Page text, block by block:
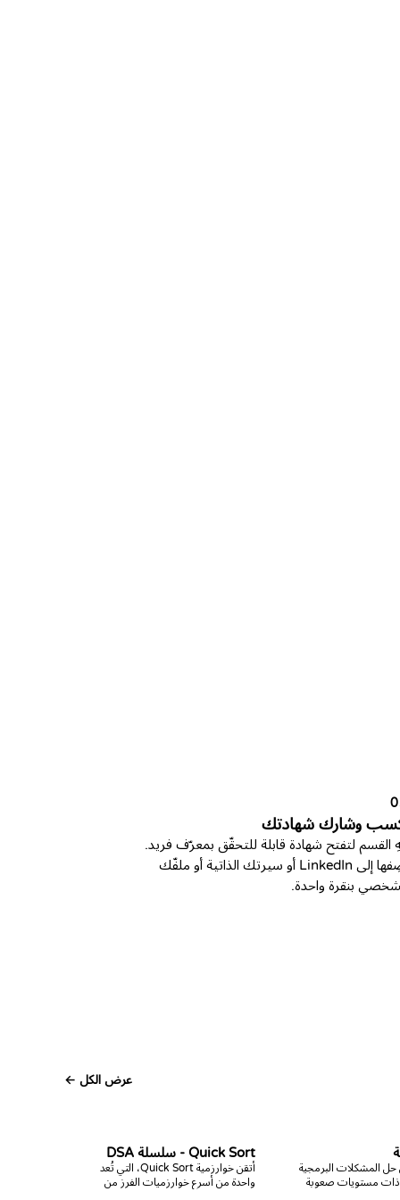
وشارك شهادتك
القسم لتفتح شهادة قابلة للتحقّق بمعرّف فريد.
أضِفها إلى LinkedIn أو سيرتك الذاتية أو ملفّك
بنقرة واحدة.
عرض الكل ←
حل المشكلات البرمجية
ذات مستويات صعوبة
Quick Sort - سلسلة DSA
أتقن خوارزمية Quick Sort، التي تُعد
واحدة من أسرع خوارزميات الفرز من